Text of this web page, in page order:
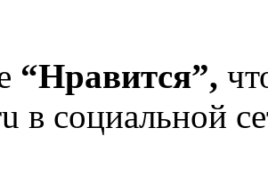
“Нравится”,
в социальной